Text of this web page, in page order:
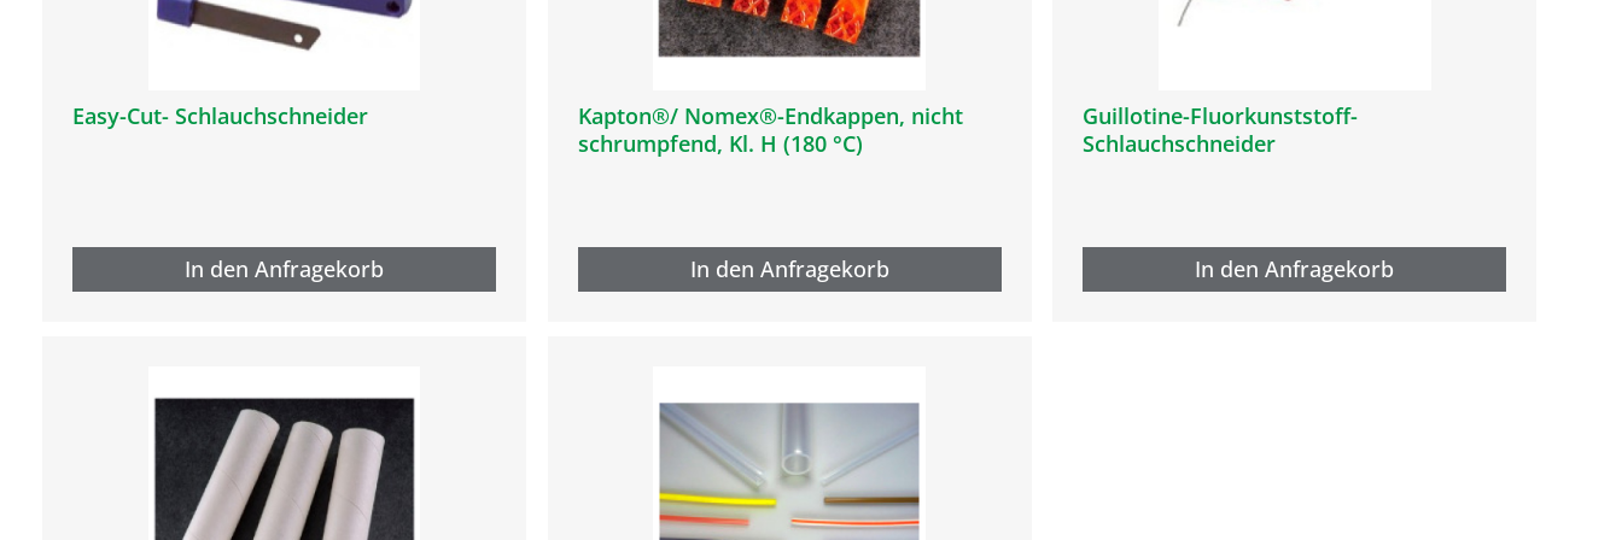
Easy-Cut- Schlauchschneider
In den Anfragekorb
Kapton®/ Nomex®-Endkappen, nicht
schrumpfend, Kl. H (180 °C)
In den Anfragekorb
Guillotine-Fluorkunststoff-
Schlauchschneider
In den Anfragekorb